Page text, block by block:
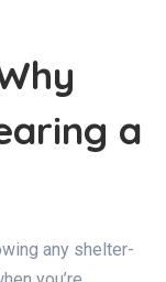
a
any shelter-